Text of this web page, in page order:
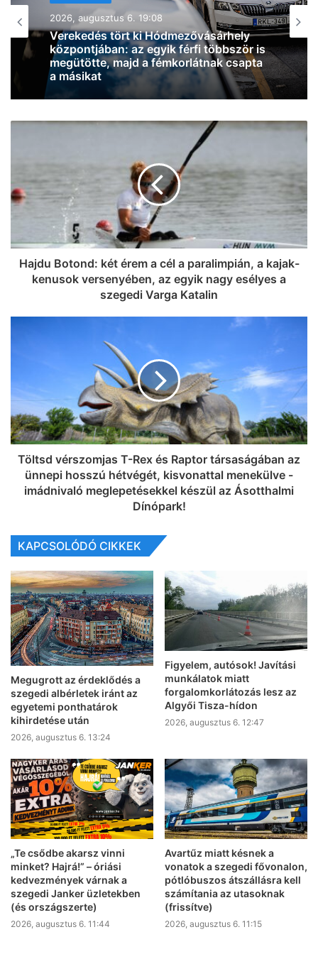
a
m
2026, augusztus 6. 18:54
Zivatarok pattantak ki Csongrád-
jócskán megdőlt a melegrekord az
MINDENMÁS
2026, augusztus 6. 18:11
Sajnos halálos volt a Kiskunfélegyháza
külterületén kiütött tűz, ami a szegedi
Hajdu Botond: két érem a cél a paralimpián, a kajak-
kenusok versenyében, az egyik nagy esélyes a
szegedi Varga Katalin
Töltsd vérszomjas T-Rex és Raptor társaságában az
ünnepi hosszú hétvégét, kisvonattal menekülve -
imádnivaló meglepetésekkel készül az Ásotthalmi
Dínópark!
KAPCSOLÓDÓ CIKKEK
Megugrott az érdeklődés a
szegedi albérletek iránt az
egyetemi ponthatárok
kihirdetése után
2026, augusztus 6. 13:24
Figyelem, autósok! Javítási
munkálatok miatt
forgalomkorlátozás lesz az
Algyői Tisza-hídon
2026, augusztus 6. 12:47
„Te csődbe akarsz vinni
minket? Hajrá!” – óriási
kedvezmények várnak a
szegedi Janker üzletekben
(és országszerte)
2026, augusztus 6. 11:44
Avartűz miatt késnek a
vonatok a szegedi fővonalon,
pótlóbuszos átszállásra kell
számítania az utasoknak
(frissítve)
2026, augusztus 6. 11:15